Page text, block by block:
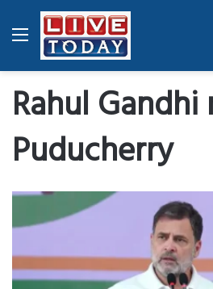
Menu
Rahul
Puducherry